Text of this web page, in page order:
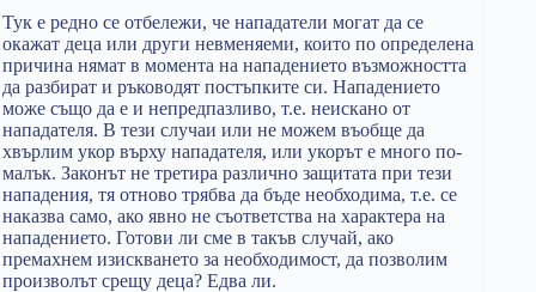
Тук е редно се отбележи, че нападатели могат да се
окажат деца или други невменяеми, които по определена
причина нямат в момента на нападението възможността
да разбират и ръководят постъпките си. Нападението
може също да е и непредпазливо, т.е. неискано от
нападателя. В тези случаи или не можем въобще да
хвърлим укор върху нападателя, или укорът е много по-
малък. Законът не третира различно защитата при тези
нападения, тя отново трябва да бъде необходима, т.е. се
наказва само, ако явно не съответства на характера на
нападението. Готови ли сме в такъв случай, ако
премахнем изискването за необходимост, да позволим
произволът срещу деца? Едва ли.